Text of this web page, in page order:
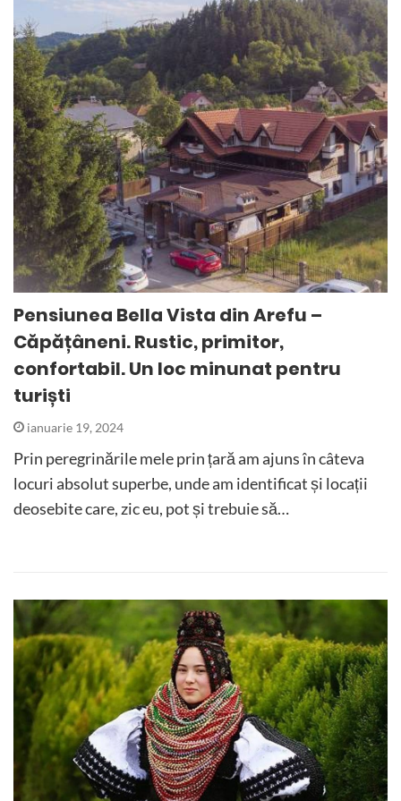
Pensiunea Bella Vista din Arefu –
Căpățâneni. Rustic, primitor,
confortabil. Un loc minunat pentru
turiști
ianuarie 19, 2024
Prin peregrinările mele prin țară am ajuns în câteva
locuri absolut superbe, unde am identificat și locații
deosebite care, zic eu, pot și trebuie să…